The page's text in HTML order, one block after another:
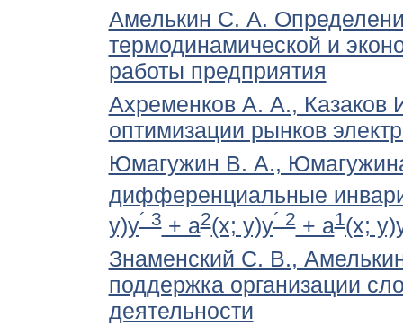
Амелькин С. А.
термодинамической и
работы предприятия
Ахременков А. А.,
оптимизации рынков
Юмагужин В. А.,
дифференциальные
y)y´ 3+ a2(x; y)y´ 2+ a1(x;
Знаменский С. В.,
поддержка организации
деятельности